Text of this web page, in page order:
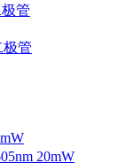
管
极管
20mW